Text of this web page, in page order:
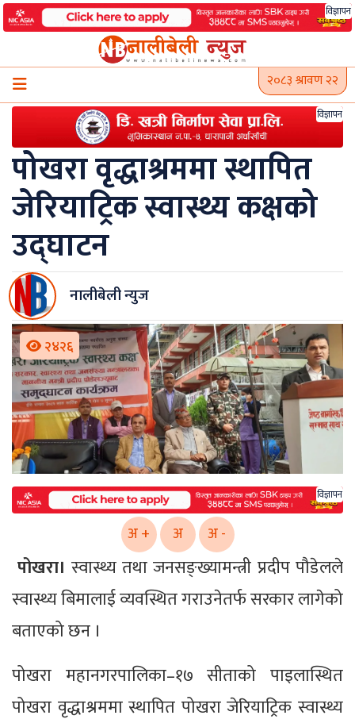
Skip
to
विज्ञापन
२०८३ श्रावण २२
विज्ञापन
पोखरा वृद्धाश्रममा स्थापित
जेरियाट्रिक स्वास्थ्य कक्षको
उद्घाटन
नालीबेली न्युज
२४२६
विज्ञापन
अ + अ अ -
पोखरा। स्वास्थ्य तथा जनसङ्ख्यामन्त्री प्रदीप पौडेलले
स्वास्थ्य बिमालाई व्यवस्थित गराउनेतर्फ सरकार लागेको
बताएको छन ।
पोखरा महानगरपालिका–१७ सीताको पाइलास्थित
पोखरा वृद्धाश्रममा स्थापित पोखरा जेरियाट्रिक स्वास्थ्य